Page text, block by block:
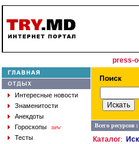
press-
Интересные новости
Знаменитости
Анекдоты
Гороскопы
new
Тесты
Всего ресурсов
Каталог: